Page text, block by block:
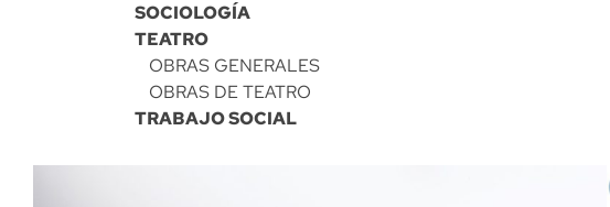
SOCIOLOGÍA
TEATRO
OBRAS GENERALES
OBRAS DE TEATRO
TRABAJO SOCIAL